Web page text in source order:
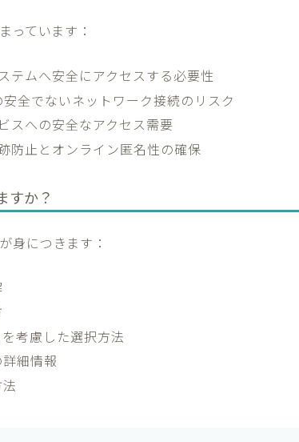
っています：
テムへ安全にアクセスする必要性
全でないネットワーク接続のリスク
スへの安全なアクセス需要
防止とオンライン匿名性の確保
すか？
身につきます：
考慮した選択方法
細情報